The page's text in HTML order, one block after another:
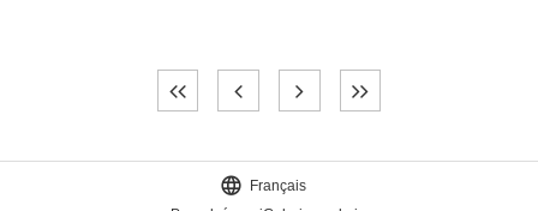

Français